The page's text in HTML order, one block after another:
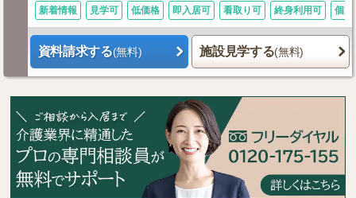
新着情報 見学可 低価格 即入居可 看取り可 終身利用可 個室
資料請求する(無料) 施設見学する(無料)